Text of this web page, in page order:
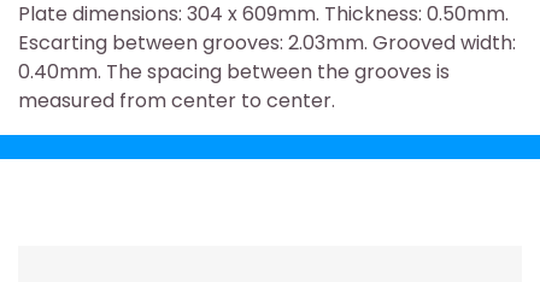
Plate dimensions: 304 x 609mm. Thickness: 0.50mm.
Escarting between grooves: 2.03mm. Grooved width:
0.40mm. The spacing between the grooves is
measured from center to center.